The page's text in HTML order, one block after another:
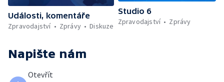
Události, komentáře
Zpravodajství
Zprávy Diskuze
Studio 6
Zpravodajství
Zprávy
Napište nám
Otevřít